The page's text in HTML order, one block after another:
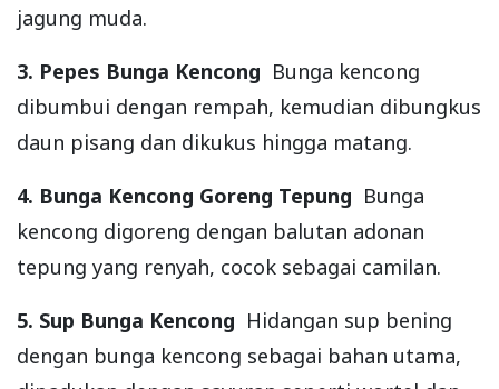
jagung muda.
3. Pepes Bunga Kencong Bunga kencong
dibumbui dengan rempah, kemudian dibungkus
daun pisang dan dikukus hingga matang.
4. Bunga Kencong Goreng Tepung Bunga
kencong digoreng dengan balutan adonan
tepung yang renyah, cocok sebagai camilan.
5. Sup Bunga Kencong Hidangan sup bening
dengan bunga kencong sebagai bahan utama,